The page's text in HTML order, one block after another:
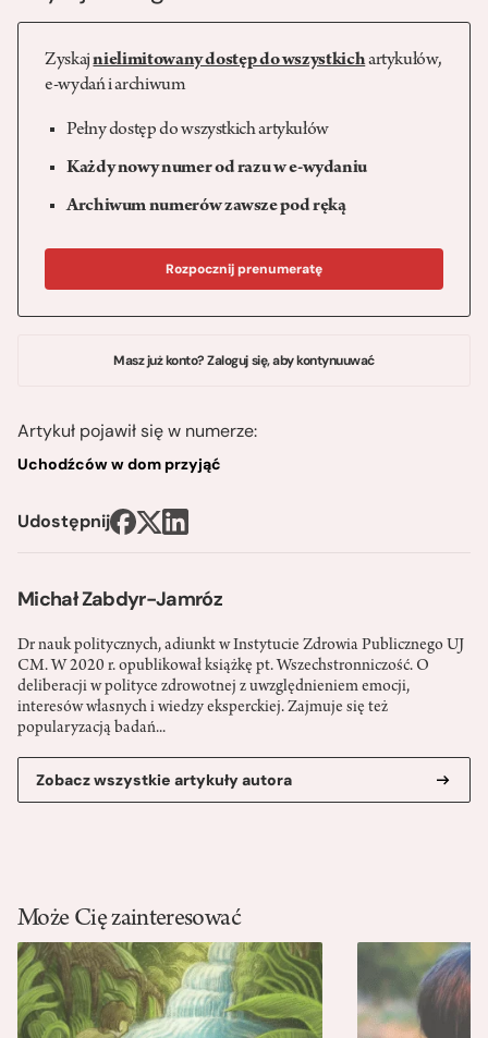
Michał Zabdyr-Jamróz
Dr nauk politycznych, adiunkt w Instytucie Zdrowia Publicznego UJ
CM. W 2020 r. opublikował książkę pt. Wszechstronniczość. O
deliberacji w polityce zdrowotnej z uwzględnieniem emocji,
interesów własnych i wiedzy eksperckiej. Zajmuje się też
popularyzacją badań...
Zobacz wszystkie artykuły autora
Zyskajnielimitowany dostęp do wszystkichartykułów,
e-wydań i archiwum
Pełny dostęp do wszystkich artykułów
Każdy nowy numer od razu w e-wydaniu
Archiwum numerów zawsze pod ręką
Rozpocznij prenumeratę
Masz już konto? Zaloguj się, aby kontynuuwać
Artykuł pojawił się w numerze:
Uchodźców w dom przyjąć
Udostępnij
Może Cię zainteresować